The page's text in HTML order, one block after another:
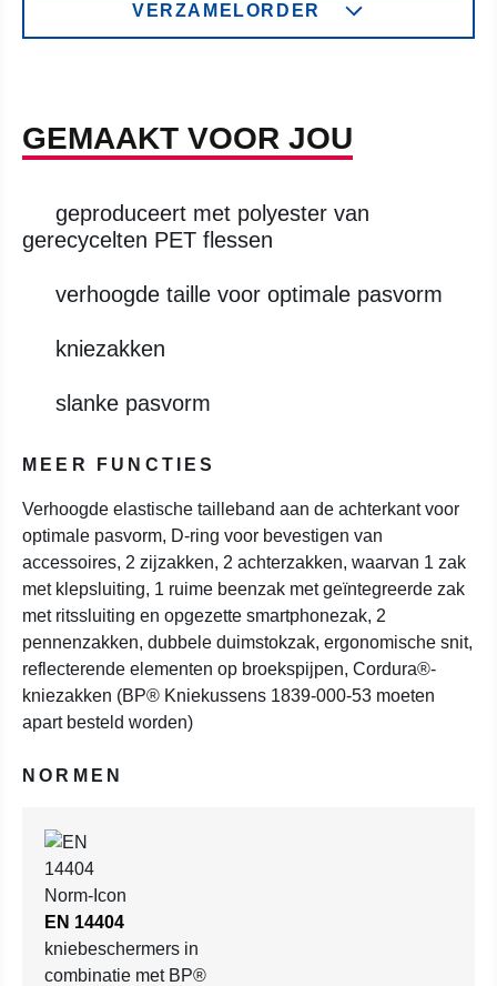
VERZAMELORDER
GEMAAKT VOOR JOU
geproduceert met polyester van
gerecycelten PET flessen
verhoogde taille voor optimale pasvorm
kniezakken
slanke pasvorm
MEER FUNCTIES
Verhoogde elastische tailleband aan de achterkant voor
optimale pasvorm, D-ring voor bevestigen van
accessoires, 2 zijzakken, 2 achterzakken, waarvan 1 zak
met klepsluiting, 1 ruime beenzak met geïntegreerde zak
met ritssluiting en opgezette smartphonezak, 2
pennenzakken, dubbele duimstokzak, ergonomische snit,
reflecterende elementen op broekspijpen, Cordura®-
kniezakken (BP® Kniekussens 1839-000-53 moeten
apart besteld worden)
NORMEN
EN 14404
kniebeschermers in
combinatie met BP®